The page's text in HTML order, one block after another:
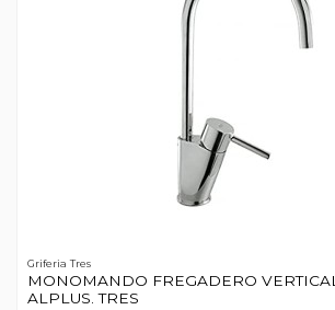
Griferia Tres
MONOMANDO FREGADERO VERTICAL
ALPLUS. TRES